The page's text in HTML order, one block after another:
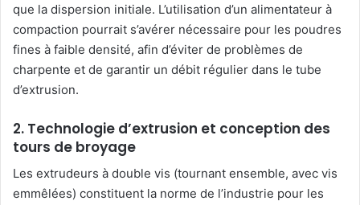
que la dispersion initiale. L’utilisation d’un alimentateur à
compaction pourrait s’avérer nécessaire pour les poudres
fines à faible densité, afin d’éviter de problèmes de
charpente et de garantir un débit régulier dans le tube
d’extrusion.
2. Technologie d’extrusion et conception des
tours de broyage
Les extrudeurs à double vis (tournant ensemble, avec vis
emmêlées) constituent la norme de l’industrie pour les